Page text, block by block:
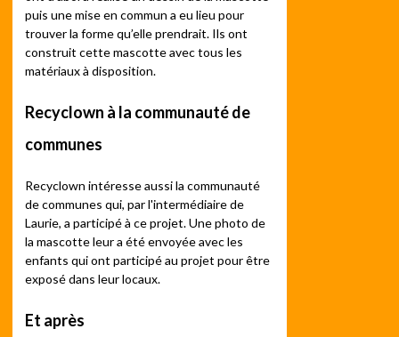
puis une mise en commun a eu lieu pour
trouver la forme qu’elle prendrait. Ils ont
construit cette mascotte avec tous les
matériaux à disposition.
Recyclown à la communauté de
communes
Recyclown intéresse aussi la communauté
de communes qui, par l'intermédiaire de
Laurie, a participé à ce projet. Une photo de
la mascotte leur a été envoyée avec les
enfants qui ont participé au projet pour être
exposé dans leur locaux.
Et après